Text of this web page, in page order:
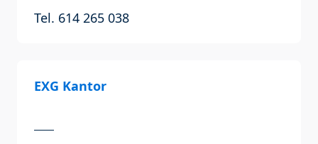
Tel. 614 265 038
EXG Kantor